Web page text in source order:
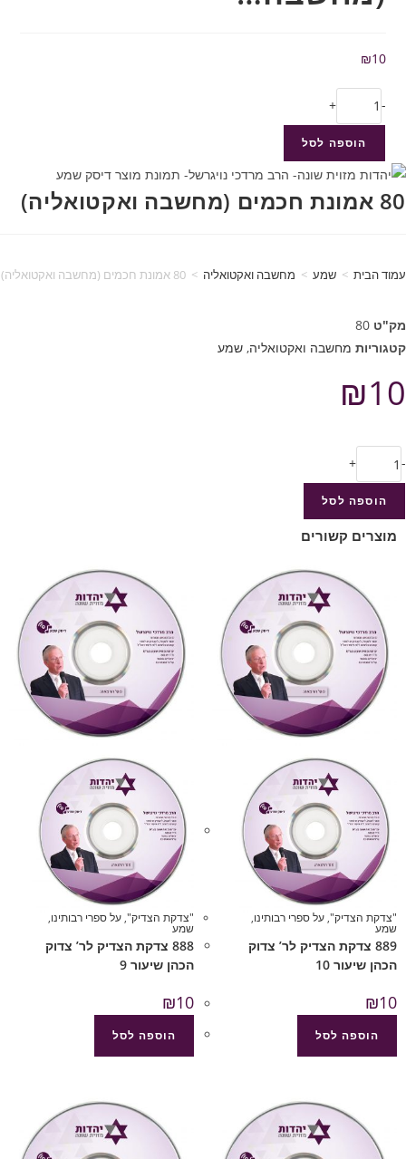
₪10
-
+
הוספה לסל
80 אמונת חכמים (מחשבה ואקטואליה)
עמוד הבית > שמע > מחשבה ואקטואליה > 80 אמונת חכמים (מחשבה ואקטואליה)
מק"ט 80
קטגוריות מחשבה ואקטואליה, שמע
₪10
-
+
הוספה לסל
מוצרים קשורים
"צדקת הצדיק",על ספרי רבותינו,
שמע
889 צדקת הצדיק לר’ צדוק
הכהן שיעור 10
₪10
הוספה לסל
"צדקת הצדיק",על ספרי רבותינו,
שמע
888 צדקת הצדיק לר’ צדוק
הכהן שיעור 9
₪10
הוספה לסל